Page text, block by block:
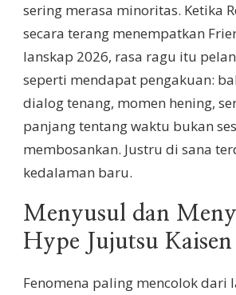
sering merasa minoritas. Ketika
secara terang menempatkan
lanskap 2026, rasa ragu itu
seperti mendapat pengakuan:
dialog tenang, momen hening,
panjang tentang waktu bukan
membosankan. Justru di sana
kedalaman baru.
Menyusul dan
Hype Jujutsu Kaisen
Fenomena paling mencolok dari